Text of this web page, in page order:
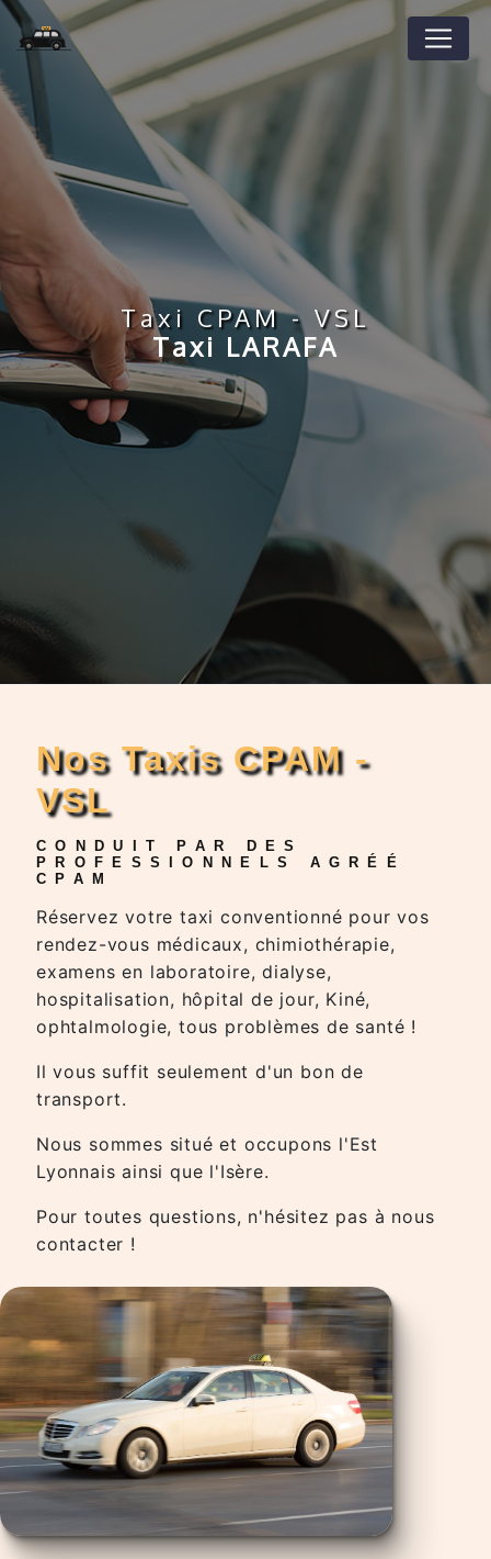
Taxi CPAM - VSL
Taxi LARAFA
Nos Taxis CPAM -
VSL
CONDUIT PAR DES
PROFESSIONNELS AGRÉÉ
CPAM
Réservez votre taxi conventionné pour vos
rendez-vous médicaux, chimiothérapie,
examens en laboratoire, dialyse,
hospitalisation, hôpital de jour, Kiné,
ophtalmologie, tous problèmes de santé !
Il vous suffit seulement d'un bon de
transport.
Nous sommes situé et occupons l'Est
Lyonnais ainsi que l'Isère.
Pour toutes questions, n'hésitez pas à nous
contacter !
Panneau de gestion des cookies